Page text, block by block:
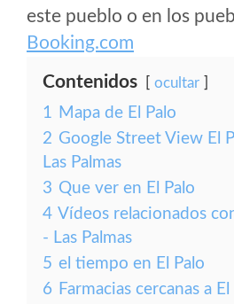
este pueblo o en los
Booking.com
Contenidos ocultar
1 Mapa de El Palo
2 Google Street View El
Las Palmas
3 Que ver en El Palo
4 Vídeos relacionados
- Las Palmas
5 el tiempo en El Palo
6 Farmacias cercanas a